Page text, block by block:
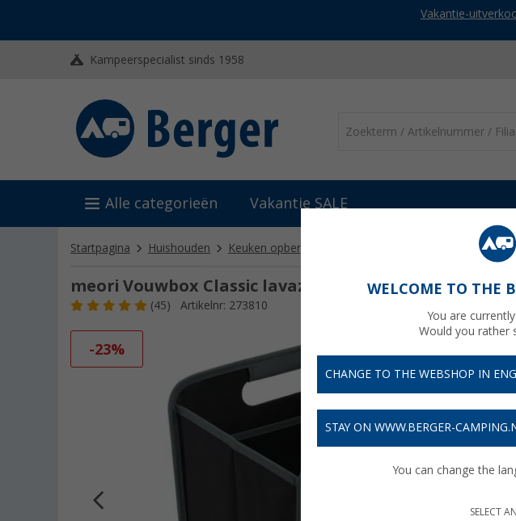
Vakantie-
Kampeerspecialist sinds 1958
Alle categorieën Vakantie SALE
Startpagina Huishouden Keuken opbergartikelen
meori Vouwbox Classic lavazwart Small
(45) Artikelnr: 273810
-23%
WELCOME TO THE
You are
Would you rather
CHANGE TO THE WEBSHOP IN
STAY ON WWW.BERGER-
You can change the
SELECT